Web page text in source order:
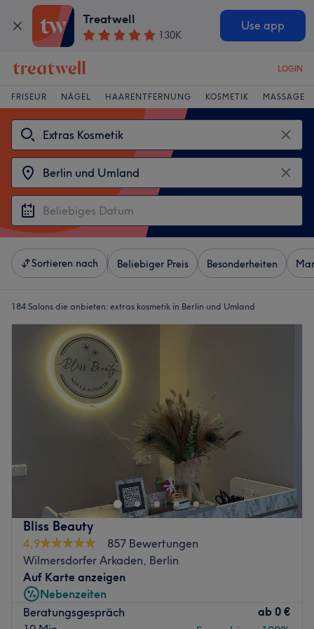
Treatwell
130K
Use app
LOGIN
FRISEUR NÄGEL HAARENTFERNUNG KOSMETIK MASSAGE
Sortieren nach Beliebiger Preis Besonderheiten
184 Salons die anbieten: extras kosmetik in Berlin und Umland
Bliss Beauty
4,9
857 Bewertungen
Wilmersdorfer Arkaden, Berlin
Auf Karte anzeigen
Nebenzeiten
Beratungsgespräch
ab 0 €